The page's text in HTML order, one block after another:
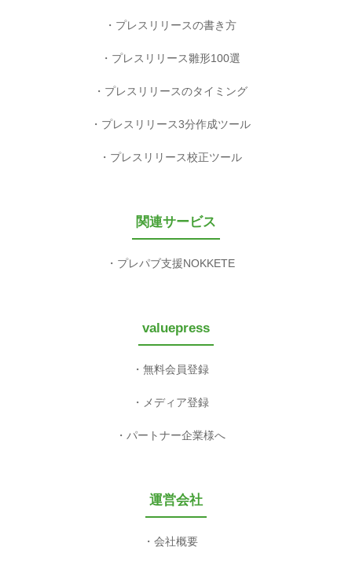
プレスリリースの書き方
プレスリリース雛形100選
プレスリリースのタイミング
プレスリリース3分作成ツール
プレスリリース校正ツール
関連サービス
プレパブ支援NOKKETE
valuepress
無料会員登録
メディア登録
パートナー企業様へ
運営会社
会社概要